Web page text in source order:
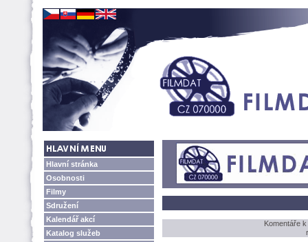
Hlavní stránka
Osobnosti
Filmy
Sdružení
Kalendář akcí
Katalog služeb
Komentáře